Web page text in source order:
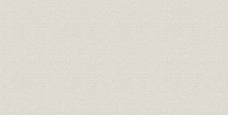
高比較
生産
本道の鉄鉱石産額と当所出銑量
との対照表
明治39年
役員 現役員
役員 現役員